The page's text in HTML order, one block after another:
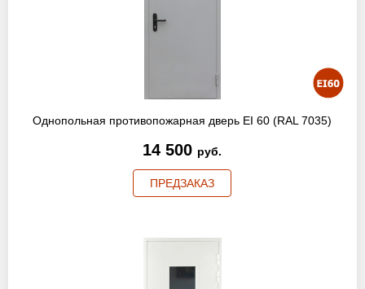
Работаем без выходных!
Однопольная противопожарная дверь EI 60 (RAL 7035)
14 500 руб.
ПРЕДЗАКАЗ